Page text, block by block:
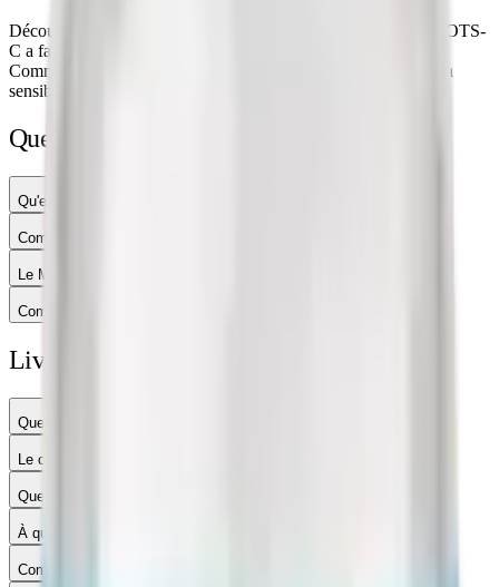
Découvert par le laboratoire du Pr. Pinchas Cohen à l'USC, MOTS-
C a fait l'objet de publications dans Cell Metabolism et Nature
Communications. Il est étudié pour son action sur l'AMPK et la
sensibilité à l'insuline dans les modèles précliniques.
Questions sur ce produit
Qu'est-ce que le MOTS-C ?
Comment le MOTS-C agit-il en recherche ?
Le MOTS-C est-il un peptide naturel ?
Comment conserver le MOTS-C ?
Livraison, paiement & usage
Quel est le délai de livraison ?
Le colis est-il discret ?
Quels moyens de paiement sont acceptés ?
À qui s'adressent ces produits ?
Comment consulter le CoA (certificat d'analyse) ?